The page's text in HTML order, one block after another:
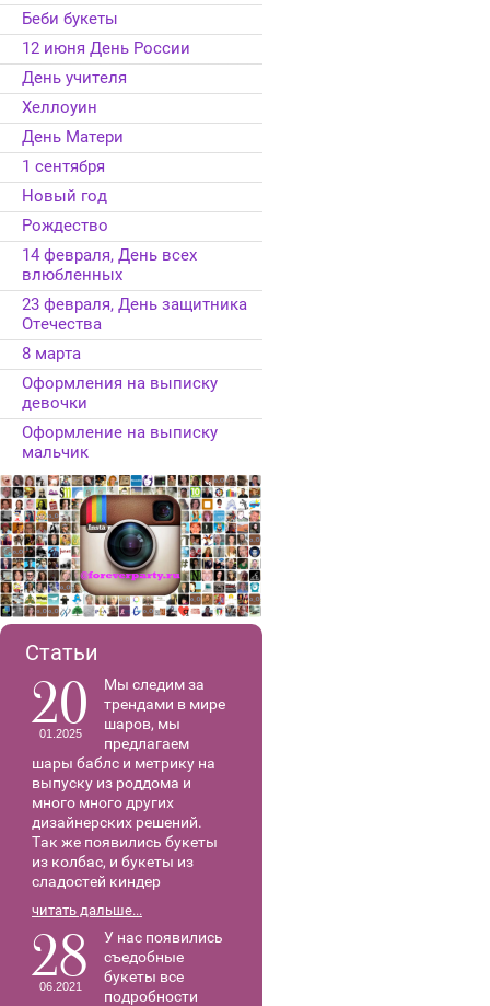
Беби букеты
12 июня День России
День учителя
Хеллоуин
День Матери
1 сентября
Новый год
Рождество
14 февраля, День всех
влюбленных
23 февраля, День защитника
Отечества
8 марта
Оформления на выписку
девочки
Оформление на выписку
мальчик
Статьи
20
01.2025
Мы следим за
трендами в мире
шаров, мы
предлагаем
шары баблс и метрику на
выпуску из роддома и
много много других
дизайнерских решений.
Так же появились букеты
из колбас, и букеты из
сладостей киндер
читать дальше...
28
06.2021
У нас появились
съедобные
букеты все
подробности